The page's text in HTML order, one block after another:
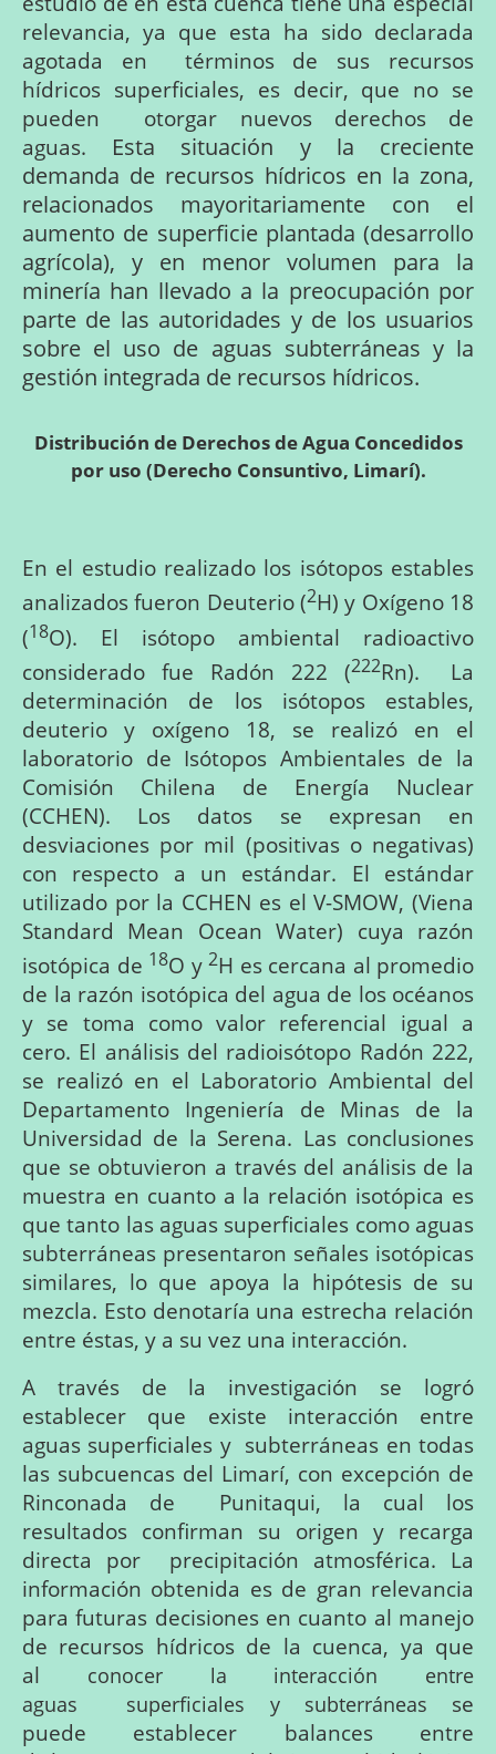
relevancia, ya que esta ha sido declarada
agotada
en términos de sus
recursos
hídricos superficiales, es decir, que no se
pueden
otorgar nuevos derechos
de
aguas. Esta situación y la
creciente
demanda de recursos hídricos en la zona,
relacionados
mayoritariamente con
el
aumento de superficie plantada (desarrollo
agrícola), y en menor volumen para
la
minería han llevado a la preocupación por
parte de las autoridades y de los usuarios
sobre el uso de aguas subterráneas y la
gestión integrada de recursos hídricos.
Distribución de Derechos de Agua Concedidos
por uso (Derecho Consuntivo, Limarí).
En el estudio realizado los isótopos estables
analizados fueron Deuterio (2H) y Oxígeno 18
(18O). El isótopo ambiental radioactivo
considerado fue Radón 222 (222Rn).
La
determinación de los isótopos estables,
deuterio y oxígeno 18, se realizó en el
laboratorio de Isótopos Ambientales de la
Comisión Chilena de Energía Nuclear
(CCHEN). Los datos se expresan en
desviaciones por mil (positivas o negativas)
con respecto a un estándar. El estándar
utilizado por la CCHEN es el V-SMOW, (Viena
Standard Mean Ocean Water) cuya razón
isotópica de 18O y 2H es cercana al promedio
de la razón isotópica del agua de los océanos
y se toma como valor referencial igual a
cero. El análisis del radioisótopo Radón 222,
se realizó en el Laboratorio Ambiental del
Departamento Ingeniería de Minas de la
Universidad de la Serena. Las conclusiones
que se obtuvieron a través del análisis de la
muestra en cuanto a la relación isotópica es
que tanto las aguas superficiales como aguas
subterráneas presentaron señales isotópicas
similares, lo que apoya la hipótesis de su
mezcla. Esto denotaría una estrecha relación
entre éstas, y a su vez una interacción.
A través de la investigación se logró
establecer
que existe interacción
entre
aguas superficiales y subterráneas en todas
las subcuencas del Limarí, con excepción de
Rinconada
de Punitaqui, la cual
los
resultados confirman su origen y recarga
directa
por precipitación atmosférica. La
información obtenida es de gran relevancia
para futuras decisiones en cuanto al manejo
de recursos hídricos de la cuenca, ya que
al conocer la interacción
entre
aguas
superficiales y subterráneas se
puede
establecer balances
entre